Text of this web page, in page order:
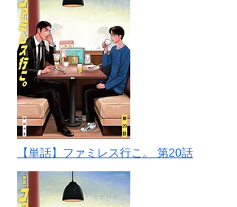
【単話】ファミレス行こ。 第20話